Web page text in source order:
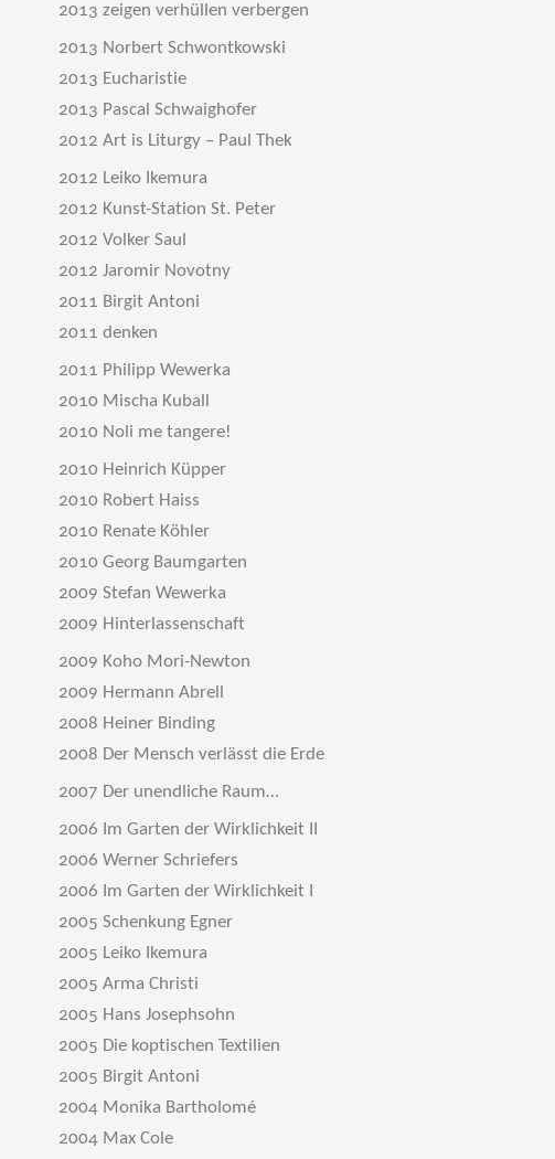
2013 zeigen verhüllen verbergen
2013 Norbert Schwontkowski
2013 Eucharistie
2013 Pascal Schwaighofer
2012 Art is Liturgy – Paul Thek
2012 Leiko Ikemura
2012 Kunst-Station St. Peter
2012 Volker Saul
2012 Jaromir Novotny
2011 Birgit Antoni
2011 denken
2011 Philipp Wewerka
2010 Mischa Kuball
2010 Noli me tangere!
2010 Heinrich Küpper
2010 Robert Haiss
2010 Renate Köhler
2010 Georg Baumgarten
2009 Stefan Wewerka
2009 Hinterlassenschaft
2009 Koho Mori-Newton
2009 Hermann Abrell
2008 Heiner Binding
2008 Der Mensch verlässt die Erde
2007 Der unendliche Raum…
2006 Im Garten der Wirklichkeit II
2006 Werner Schriefers
2006 Im Garten der Wirklichkeit I
2005 Schenkung Egner
2005 Leiko Ikemura
2005 Arma Christi
2005 Hans Josephsohn
2005 Die koptischen Textilien
2005 Birgit Antoni
2004 Monika Bartholomé
2004 Max Cole